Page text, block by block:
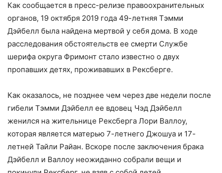
Как сообщается в пресс-релизе правоохранительных
органов, 19 октября 2019 года 49-летняя Тэмми
Дэйбелл была найдена мертвой у себя дома. В ходе
расследования обстоятельств ее смерти Службе
шерифа округа Фримонт стало известно о двух
пропавших детях, проживавших в Рексберге.
Как оказалось, не позднее чем через две недели после
гибели Тэмми Дэйбелл ее вдовец Чэд Дэйбелл
женился на жительнице Рексберга Лори Валлоу,
которая является матерью 7-летнего Джошуа и 17-
летней Тайли Райан. Вскоре после заключения брака
Дэйбелл и Валлоу неожиданно собрали вещи и